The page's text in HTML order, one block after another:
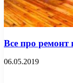
Все про ремонт
06.05.2019